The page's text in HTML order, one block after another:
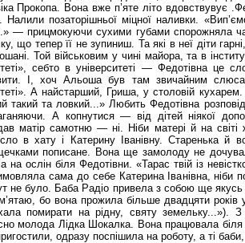
Прокопа. Вона вже п’яте літо вдовствувує
Налили позаторішньої міцної наливки.
— прицмокуючи сухими губами спорожняла
що тепер її не зупиниш. Та які в неї діти
Той військовим у чині майора, та в
себто в університеті — Федотівна це
І, хоч Альоша був там звичайним
А найстарший, Гриша, у столовій
такий та ловкий...» Любить Федотівна
А копнутися — від дітей ніякої
матір самотню — ні. Ніби матері й на
в хату і Катерину Іванівну. Старенька й
пописане. Вона ще замолоду не
на ослін біля Федотівни. «Тарас твій із
сама до себе Катерина Іванівна, ніби
не було. Баба Радіо привела з собою ще якусь
бо вона прожила більше двадцяти
помирати на рідну, святу
молода Лідка Шокалка. Вона працювала біля
одразу поспішила на роботу, а ті